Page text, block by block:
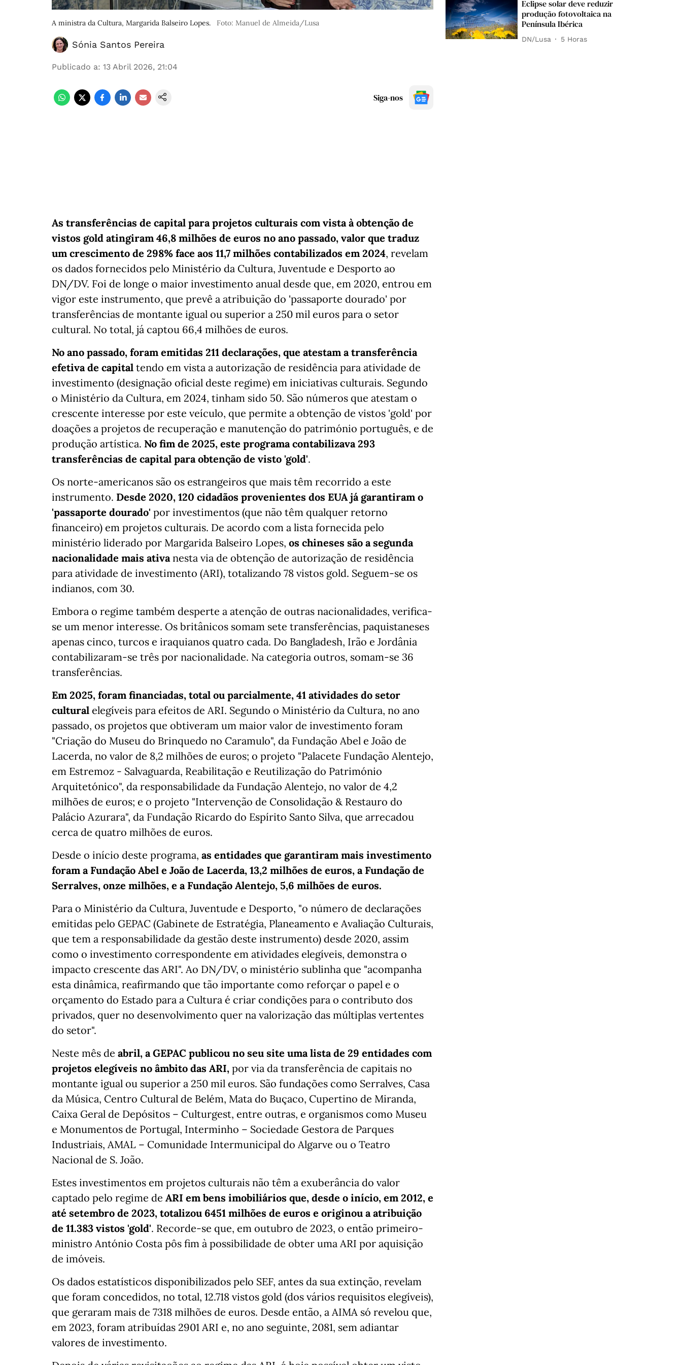
A ministra da Cultura, Margarida Balseiro Lopes. Foto: Manuel de Almeida/Lusa
Sónia Santos Pereira
Publicado a: 13 Abril 2026, 21:04
Siga-nos
As transferências de capital para projetos culturais com vista à obtenção de
vistos gold atingiram 46,8 milhões de euros no ano passado, valor que traduz
um crescimento de 298% face aos 11,7 milhões contabilizados em 2024, revelam
os dados fornecidos pelo Ministério da Cultura, Juventude e Desporto ao
DN/DV. Foi de longe o maior investimento anual desde que, em 2020, entrou em
vigor este instrumento, que prevê a atribuição do 'passaporte dourado' por
transferências de montante igual ou superior a 250 mil euros para o setor
cultural. No total, já captou 66,4 milhões de euros.
No ano passado, foram emitidas 211 declarações, que atestam a transferência
efetiva de capital tendo em vista a autorização de residência para atividade de
investimento (designação oficial deste regime) em iniciativas culturais. Segundo
o Ministério da Cultura, em 2024, tinham sido 50. São números que atestam o
crescente interesse por este veículo, que permite a obtenção de vistos 'gold' por
doações a projetos de recuperação e manutenção do património português, e de
produção artística. No fim de 2025, este programa contabilizava 293
transferências de capital para obtenção de visto 'gold'.
Os norte-americanos são os estrangeiros que mais têm recorrido a este
instrumento. Desde 2020, 120 cidadãos provenientes dos EUA já garantiram o
'passaporte dourado' por investimentos (que não têm qualquer retorno
financeiro) em projetos culturais. De acordo com a lista fornecida pelo
ministério liderado por Margarida Balseiro Lopes, os chineses são a segunda
nacionalidade mais ativanesta via de obtenção de autorização de residência
para atividade de investimento (ARI), totalizando 78 vistos gold. Seguem-se os
indianos, com 30.
Embora o regime também desperte a atenção de outras nacionalidades, verifica-
se um menor interesse. Os britânicos somam sete transferências, paquistaneses
apenas cinco, turcos e iraquianos quatro cada. Do Bangladesh, Irão e Jordânia
contabilizaram-se três por nacionalidade. Na categoria outros, somam-se 36
transferências.
Em 2025, foram financiadas, total ou parcialmente, 41 atividades do setor
cultural elegíveis para efeitos de ARI. Segundo o Ministério da Cultura, no ano
passado, os projetos que obtiveram um maior valor de investimento foram
"Criação do Museu do Brinquedo no Caramulo", da Fundação Abel e João de
Lacerda, no valor de 8,2 milhões de euros; o projeto "Palacete Fundação Alentejo,
em Estremoz - Salvaguarda, Reabilitação e Reutilização do Património
Arquitetónico", da responsabilidade da Fundação Alentejo, no valor de 4,2
milhões de euros; e o projeto "Intervenção de Consolidação & Restauro do
Palácio Azurara", da Fundação Ricardo do Espírito Santo Silva, que arrecadou
cerca de quatro milhões de euros.
Desde o início deste programa, as entidades que garantiram mais investimento
foram a Fundação Abel e João de Lacerda, 13,2 milhões de euros, a Fundação de
Serralves, onze milhões, e a Fundação Alentejo, 5,6 milhões de euros.
Para o Ministério da Cultura, Juventude e Desporto, "o número de declarações
emitidas pelo GEPAC (Gabinete de Estratégia, Planeamento e Avaliação Culturais,
que tem a responsabilidade da gestão deste instrumento) desde 2020, assim
como o investimento correspondente em atividades elegíveis, demonstra o
impacto crescente das ARI". Ao DN/DV, o ministério sublinha que "acompanha
esta dinâmica, reafirmando que tão importante como reforçar o papel e o
orçamento do Estado para a Cultura é criar condições para o contributo dos
privados, quer no desenvolvimento quer na valorização das múltiplas vertentes
do setor".
Neste mês de abril, a GEPAC publicou no seu site uma lista de 29 entidades com
projetos elegíveis no âmbito das ARI, por via da transferência de capitais no
montante igual ou superior a 250 mil euros. São fundações como Serralves, Casa
da Música, Centro Cultural de Belém, Mata do Buçaco, Cupertino de Miranda,
Caixa Geral de Depósitos – Culturgest, entre outras, e organismos como Museu
e Monumentos de Portugal, Interminho – Sociedade Gestora de Parques
Industriais, AMAL – Comunidade Intermunicipal do Algarve ou o Teatro
Nacional de S. João.
Estes investimentos em projetos culturais não têm a exuberância do valor
captado pelo regime de ARI em bens imobiliários que, desde o início, em 2012, e
até setembro de 2023, totalizou 6451 milhões de euros e originou a atribuição
de 11.383 vistos 'gold'. Recorde-se que, em outubro de 2023, o então primeiro-
ministro António Costa pôs fim à possibilidade de obter uma ARI por aquisição
de imóveis.
Os dados estatísticos disponibilizados pelo SEF, antes da sua extinção, revelam
que foram concedidos, no total, 12.718 vistos gold (dos vários requisitos elegíveis),
que geraram mais de 7318 milhões de euros. Desde então, a AIMA só revelou que,
em 2023, foram atribuídas 2901 ARI e, no ano seguinte, 2081, sem adiantar
valores de investimento.
Eclipse solar deve reduzir
produção fotovoltaica na
Península Ibérica
DN/Lusa 5 Horas